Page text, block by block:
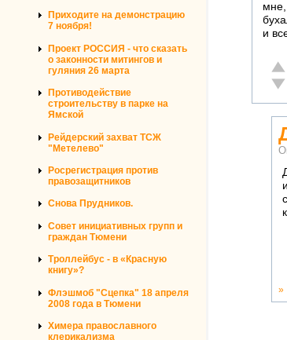
Приходите на демонстрацию
7 ноября!
Проект РОССИЯ - что сказать
о законности митингов и
гуляния 26 марта
Противодействие
строительству в парке на
Ямской
Рейдерский захват ТСЖ
"Метелево"
Росрегистрация против
правозащитников
Снова Прудников.
Совет инициативных групп и
граждан Тюмени
Троллейбус - в «Красную
книгу»?
Флэшмоб "Сцепка" 18 апреля
2008 года в Тюмени
Химера православного
клерикализма
мне,
и
»